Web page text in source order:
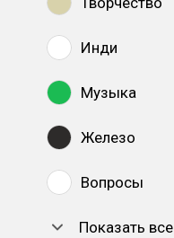
Инди
Музыка
Железо
Вопросы
Показать все